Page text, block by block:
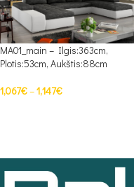
MA01_main – Ilgis:363cm,
Plotis:53cm, Aukštis:88cm
1,067€–1,147€